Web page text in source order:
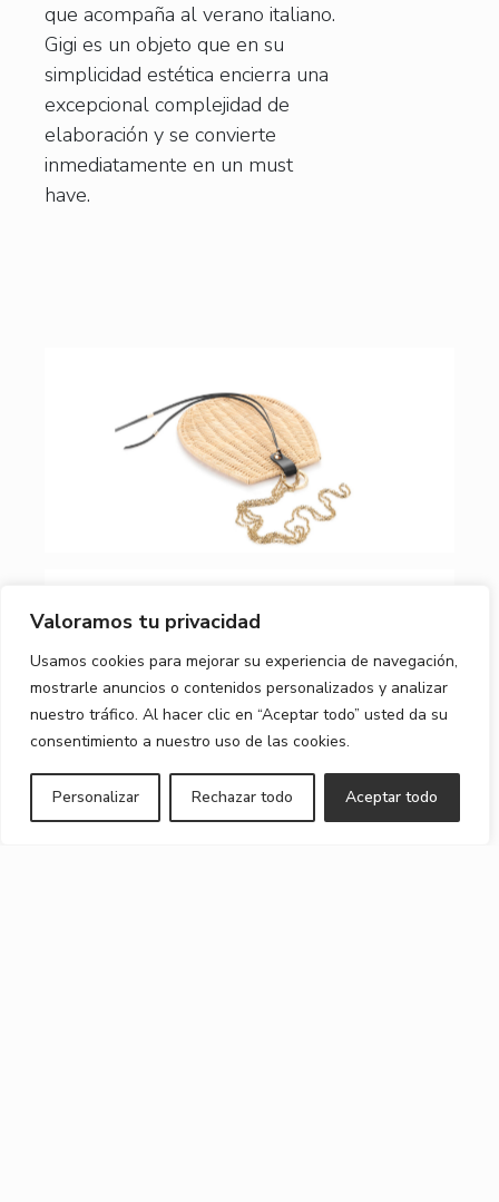
Valoramos tu privacidad
Usamos cookies para mejorar su experiencia de navegación,
mostrarle anuncios o contenidos personalizados y analizar
nuestro tráfico. Al hacer clic en “Aceptar todo” usted da su
consentimiento a nuestro uso de las cookies.
Personalizar Rechazar todo Aceptar todo
que acompaña al verano italiano.
Gigi es un objeto que en su
simplicidad estética encierra una
excepcional complejidad de
elaboración y se convierte
inmediatamente en un must
have.